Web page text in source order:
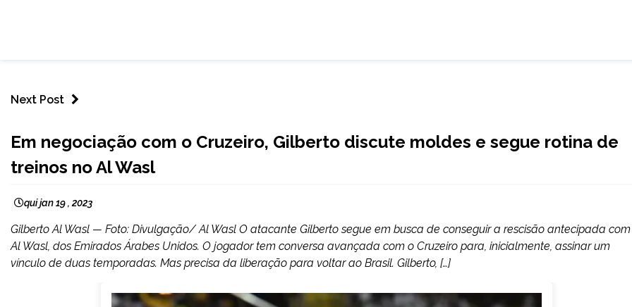
Next Post
Em negociação com o Cruzeiro, Gilberto discute moldes e segue rotina de
treinos no Al Wasl
qui jan 19 , 2023
Gilberto Al Wasl — Foto: Divulgação/ Al Wasl O atacante Gilberto segue em busca de conseguir a rescisão antecipada
Al Wasl, dos Emirados Árabes Unidos. O jogador tem conversa avançada com o Cruzeiro para, inicialmente, assinar um
vínculo de duas temporadas. Mas precisa da liberação para voltar ao Brasil. Gilberto, […]